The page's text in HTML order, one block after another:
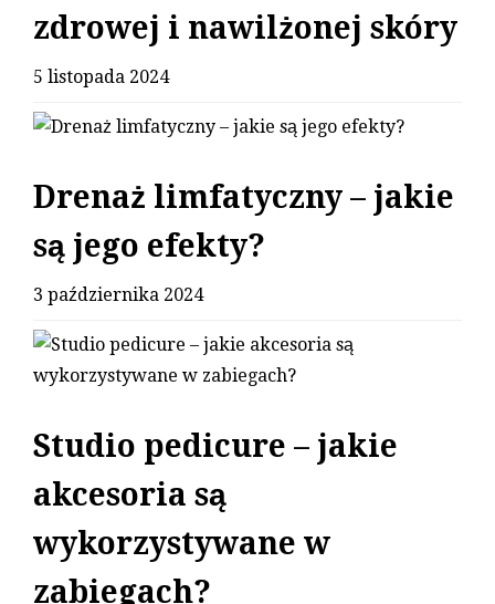
zdrowej i nawilżonej skóry
5 listopada 2024
Drenaż limfatyczny – jakie
są jego efekty?
3 października 2024
Studio pedicure – jakie
akcesoria są
wykorzystywane w
zabiegach?